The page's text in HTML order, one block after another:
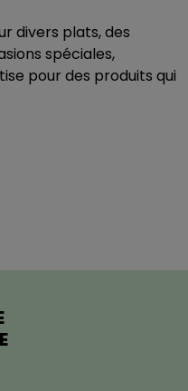
divers plats, des
spéciales,
pour des produits qui